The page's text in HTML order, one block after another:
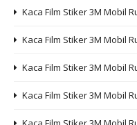
Kaca Film Stiker 3M Mobil
Kaca Film Stiker 3M Mobil
Kaca Film Stiker 3M Mobil
Kaca Film Stiker 3M Mobil